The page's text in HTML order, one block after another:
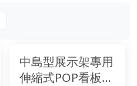
中島型展示架專用
伸縮式POP看板支